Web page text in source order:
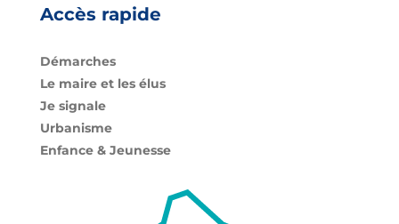
Accès rapide
Démarches
Le maire et les élus
Je signale
Urbanisme
Enfance & Jeunesse